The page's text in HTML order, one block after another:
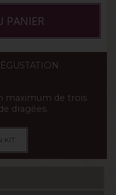
PANIER
maximum de trois
dragées.
KIT